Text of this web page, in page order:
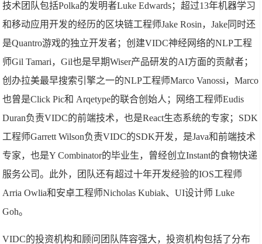
技术团队包括Polka的发明者Luke Edwards；超过13年机器学习
和移动应用开发的经历的区块链工程师Jake Rosin，Jake同时还
是Quantro游戏的独立开发者；创建VIDC神经网络的NLP工程
师Gil Tamari，Gil也是早期Wiser产品研发的AI方面的贡献者；
创办拉美最早搜索引擎之一的NLP工程师Marco Vanossi，Marco
也曾是Click Pic和 Arqetype的联合创始人；网络工程师Eudis
Duran负责VIDC的前端技术，也是React生态系统的专家；SDK
工程师Garrett Wilson负责VIDC的SDK开发，是Java和前端技术
专家，也是Y Combinator的毕业生，曾经创立Instant的食物快递
服务公司。此外，团队还有超过十年开发经验的IOS工程师
Arria Owlia和安卓工程师Nicholas Kubiak、UI设计师 Luke
Goh。
VIDC的投资机构和顾问团队阵容强大，投资机构包括了分布